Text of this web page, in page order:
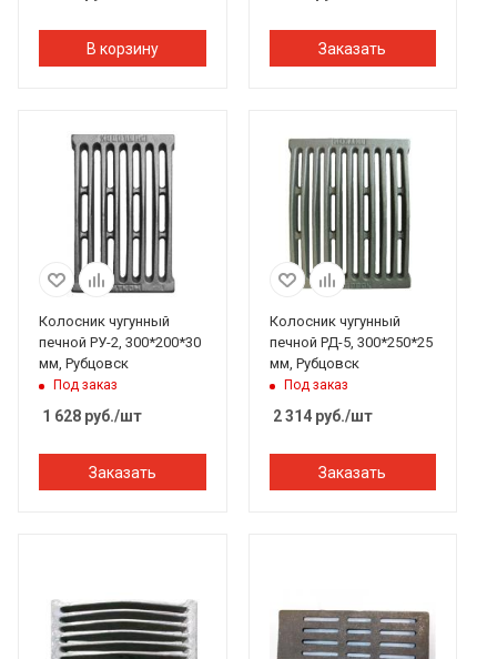
В корзину Заказать
Колосник чугунный
печной РУ-2, 300*200*30
мм, Рубцовск
Под заказ
1 628 руб./шт
Заказать
Колосник чугунный
печной РД-5, 300*250*25
мм, Рубцовск
Под заказ
2 314руб./шт
Заказать